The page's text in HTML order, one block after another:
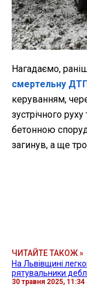
Нагадаємо,
смертельну
керуванням,
зустрічного
бетонною
загинув, а ще
ЧИТАЙТЕ ТАКОЖ »
На Львівщині
рятувальники
30 травня 2025, 11:34